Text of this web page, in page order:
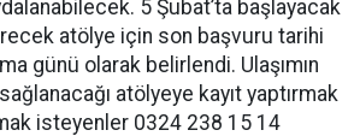
5 Şubat’ta başlayacak
atölye için son başvuru tarihi
günü olarak belirlendi. Ulaşımın
atölyeye kayıt yaptırmak
isteyenler 0324 238 15 14